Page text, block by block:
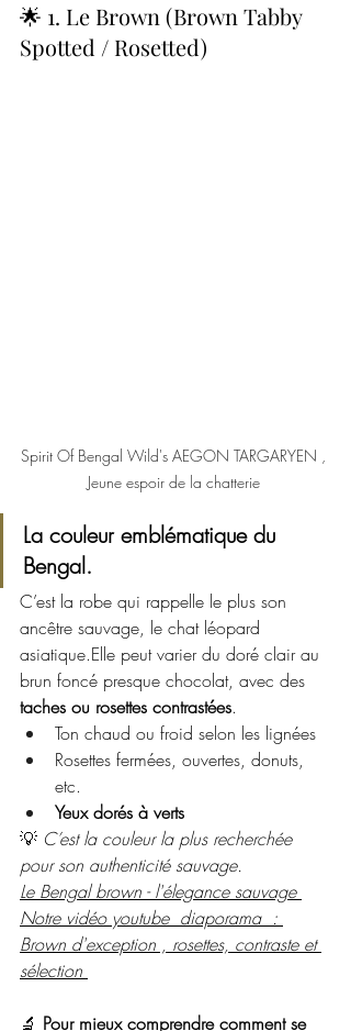
🌟 1. Le Brown (Brown Tabby
Spotted / Rosetted)
Spirit Of Bengal Wild's AEGON TARGARYEN ,
Jeune espoir de la chatterie
La couleur emblématique du
Bengal.
C’est la robe qui rappelle le plus son
ancêtre sauvage, le chat léopard
asiatique.Elle peut varier du doré clair au
brun foncé presque chocolat, avec des
taches ou rosettes contrastées.
Ton chaud ou froid selon les lignées
Rosettes fermées, ouvertes, donuts,
etc.
Yeux dorés à verts
💡 C’est la couleur la plus recherchée
pour son authenticité sauvage.
Le Bengal brown - l'élegance sauvage
Notre vidéo youtube  diaporama  :
Brown d'exception , rosettes, contraste et
sélection
🔬 Pour mieux comprendre comment se